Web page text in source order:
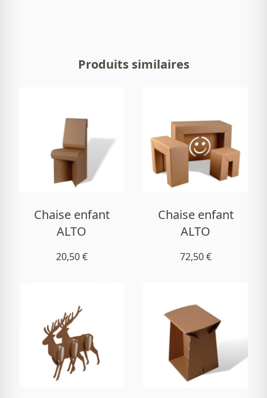
Produits similaires
Chaise enfant
ALTO
20,50 €
Chaise enfant
ALTO
72,50 €